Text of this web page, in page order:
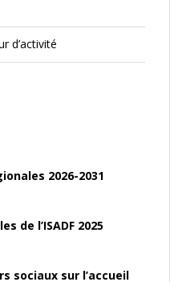
d’activité
2026-2031
de l’ISADF 2025
sociaux sur l’accueil